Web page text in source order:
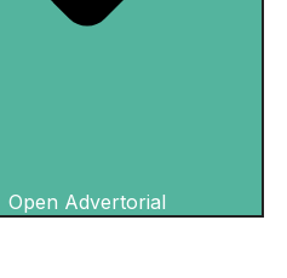
Open Advertorial